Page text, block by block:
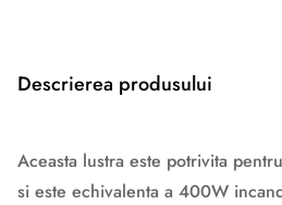
Descrierea produsului
Aceasta lustra este potrivita
si este echivalenta a 400W